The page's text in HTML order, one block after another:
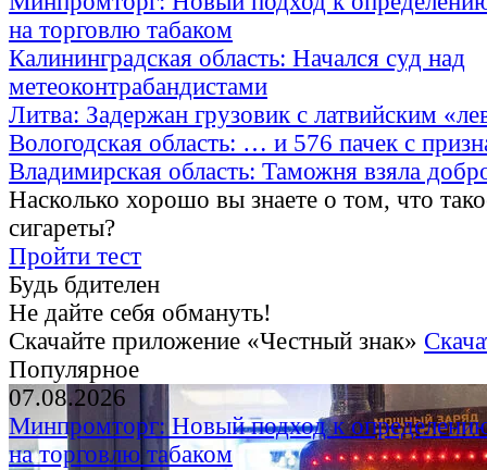
на торговлю табаком
Калининградская область: Начался суд над
метеоконтрабандистами
Литва: Задержан грузовик с латвийским
Вологодская область: … и 576 пачек с
Владимирская область: Таможня взяла
Насколько хорошо вы знаете о том, что
сигареты?
Пройти тест
Будь бдителен
Не дайте себя обмануть!
Скачайте приложение «Честный знак»
Популярное
07.08.2026
Минпромторг: Новый подход к
на торговлю табаком